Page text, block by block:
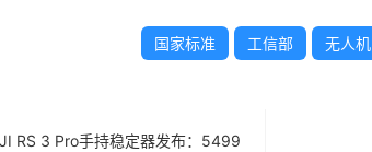
国家标准 工信部 无人机
RS 3 Pro手持稳定器发布：5499